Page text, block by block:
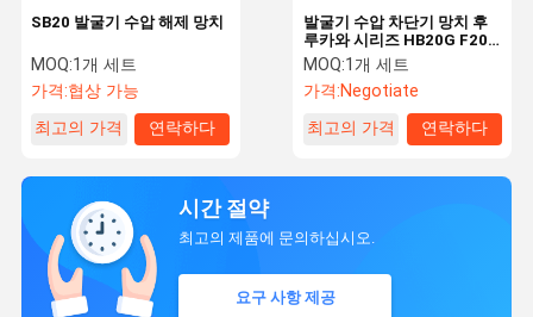
SB20 발굴기 수압 해제 망치
MOQ:1개 세트
가격:협상 가능
최고의 가격
연락하다
발굴기 수압 차단기 망치 후
루카와 시리즈 HB20G F20
FS22 HB30G FS37
MOQ:1개 세트
가격:Negotiate
최고의 가격
연락하다
시간 절약
최고의 제품에 문의하십시오.
요구 사항 제공